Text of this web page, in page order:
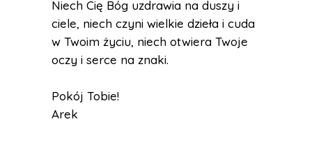
Niech Cię Bóg uzdrawia na duszy i
ciele, niech czyni wielkie dzieła i cuda
w Twoim życiu, niech otwiera Twoje
oczy i serce na znaki.
Pokój Tobie!
Arek